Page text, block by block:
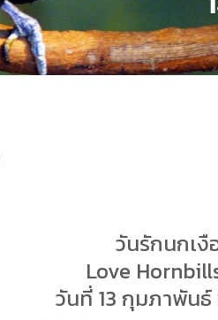
วันรักนกเงื
Love
วันที่ 13 กุมภาพัน